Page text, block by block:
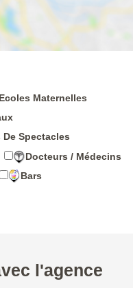
Ecoles Maternelles
De Spectacles
Docteurs / Médecins
Bars
l'agence